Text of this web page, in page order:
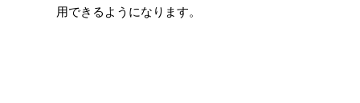
用できるようになります。